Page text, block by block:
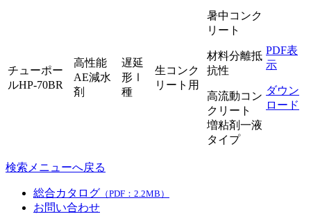
チューポー
ルHP-70BR
高性能
AE減水
剤
遅延
形Ⅰ
種
生コンク
リート用
暑中コンク
リート
材料分離抵
抗性
高流動コン
クリート
増粘剤一液
タイプ
PDF表
示
ダウン
ロード
検索メニューへ戻る
総合カタログ （PDF：2.2MB）
お問い合わせ